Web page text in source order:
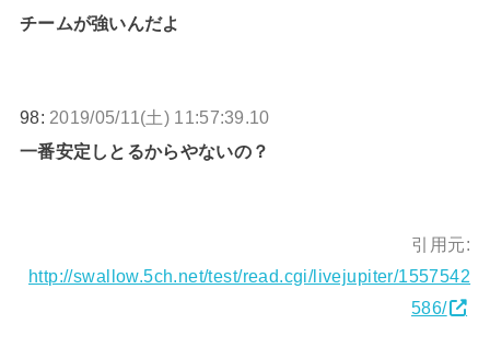
チームが強いんだよ
98: 2019/05/11(土) 11:57:39.10
一番安定しとるからやないの？
引用元:
http://swallow.5ch.net/test/read.cgi/livejupiter/1557542
586/